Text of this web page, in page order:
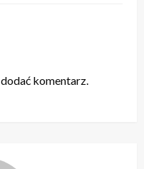
komentarz.